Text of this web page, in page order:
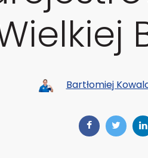
Bartłomiej